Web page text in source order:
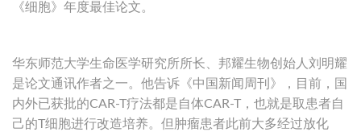
《细胞》年度最佳论文。
华东师范大学生命医学研究所所长、邦耀生物创始人刘明耀
是论文通讯作者之一。他告诉《中国新闻周刊》，目前，国
内外已获批的CAR-T疗法都是自体CAR-T，也就是取患者自
己的T细胞进行改造培养。但肿瘤患者此前大多经过放化